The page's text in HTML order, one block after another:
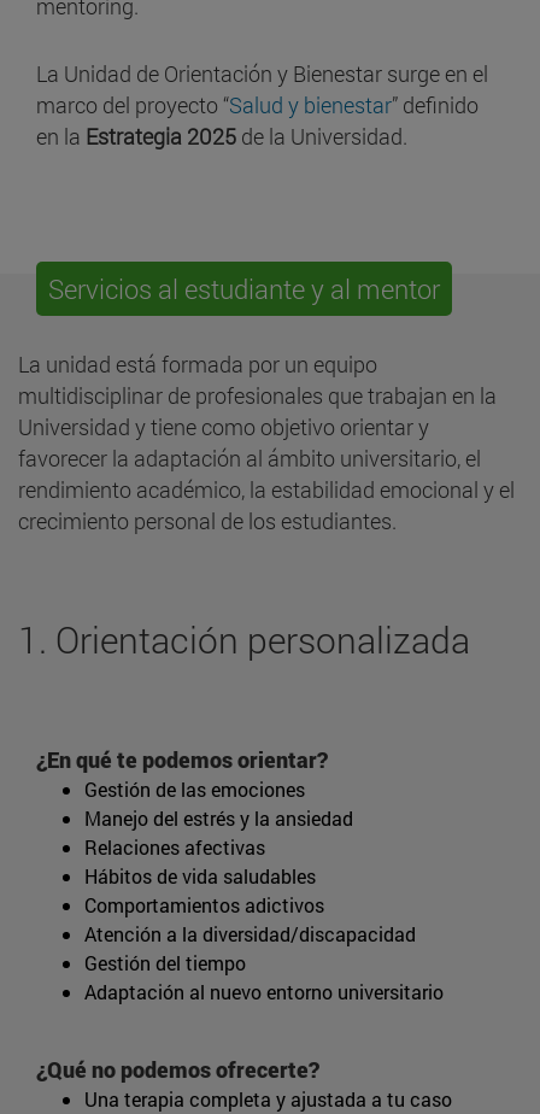
La Unidad de Orientación y Bienestar surge en el
marco del proyecto “Salud y bienestar” definido
en la Estrategia 2025 de la Universidad.
Servicios al estudiante y al mentor
La unidad está formada por un equipo
multidisciplinar de profesionales que trabajan en la
Universidad y tiene como objetivo orientar y
favorecer la adaptación al ámbito universitario, el
rendimiento académico, la estabilidad emocional y el
crecimiento personal de los estudiantes.
1. Orientación personalizada
¿En qué te podemos orientar?
Gestión de las emociones
Manejo del estrés y la ansiedad
Relaciones afectivas
Hábitos de vida saludables
Comportamientos adictivos
Atención a la diversidad/discapacidad
Gestión del tiempo
Adaptación al nuevo entorno universitario
¿Qué no podemos ofrecerte?
Una terapia completa y ajustada a tu caso